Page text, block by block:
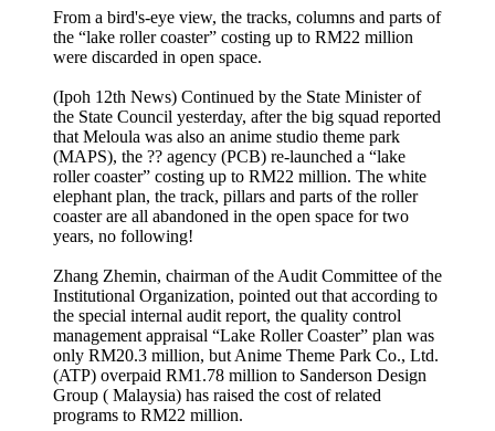
From a bird's-eye view, the tracks, columns and parts of
the “lake roller coaster” costing up to RM22 million
were discarded in open space.
(Ipoh 12th News) Continued by the State Minister of
the State Council yesterday, after the big squad reported
that Meloula was also an anime studio theme park
(MAPS), the ?? agency (PCB) re-launched a “lake
roller coaster” costing up to RM22 million. The white
elephant plan, the track, pillars and parts of the roller
coaster are all abandoned in the open space for two
years, no following!
Zhang Zhemin, chairman of the Audit Committee of the
Institutional Organization, pointed out that according to
the special internal audit report, the quality control
management appraisal “Lake Roller Coaster” plan was
only RM20.3 million, but Anime Theme Park Co., Ltd.
(ATP) overpaid RM1.78 million to Sanderson Design
Group ( Malaysia) has raised the cost of related
programs to RM22 million.